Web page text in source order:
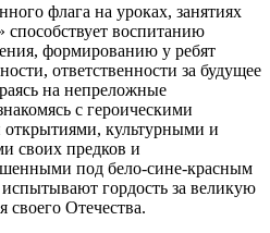
флага на уроках, занятиях
способствует воспитанию
формированию у ребят
ответственности за будущее
на непреложные
с героическими
культурными и
своих предков и
под бело-сине-красным
гордость за великую
Отечества.